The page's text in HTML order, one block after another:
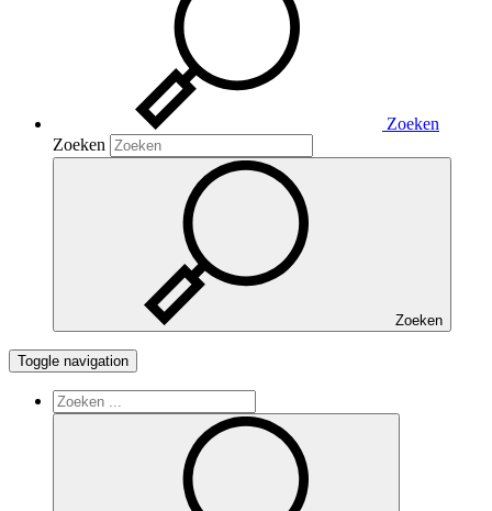
Zoeken
Zoeken
Zoeken
Toggle navigation